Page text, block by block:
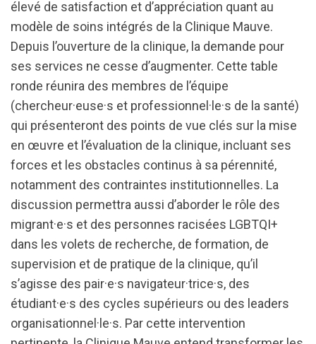
élevé de satisfaction et d’appréciation quant au
modèle de soins intégrés de la Clinique Mauve.
Depuis l’ouverture de la clinique, la demande pour
ses services ne cesse d’augmenter. Cette table
ronde réunira des membres de l’équipe
(chercheur·euse·s et professionnel·le·s de la santé)
qui présenteront des points de vue clés sur la mise
en œuvre et l’évaluation de la clinique, incluant ses
forces et les obstacles continus à sa pérennité,
notamment des contraintes institutionnelles. La
discussion permettra aussi d’aborder le rôle des
migrant·e·s et des personnes racisées LGBTQI+
dans les volets de recherche, de formation, de
supervision et de pratique de la clinique, qu’il
s’agisse des pair·e·s navigateur·trice·s, des
étudiant·e·s des cycles supérieurs ou des leaders
organisationnel·le·s. Par cette intervention